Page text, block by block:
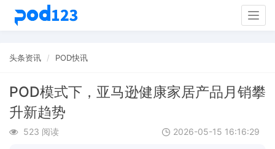
头条资讯 POD快讯
POD模式下，亚马逊健康家居产品月销攀
升新趋势
523 阅读 2026-05-15 16:16:29